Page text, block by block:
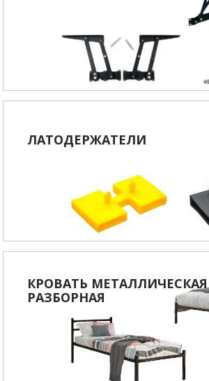
ЛАТОДЕРЖАТЕЛИ
КРОВАТЬ МЕТАЛЛИЧЕСКАЯ
РАЗБОРНАЯ